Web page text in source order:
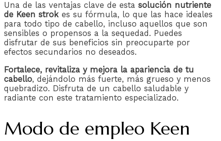
Una de las ventajas clave de esta solución nutriente
de Keen strok es su fórmula, lo que las hace ideales
para todo tipo de cabello, incluso aquellos que son
sensibles o propensos a la sequedad. Puedes
disfrutar de sus beneficios sin preocuparte por
efectos secundarios no deseados.
Fortalece, revitaliza y mejora la apariencia de tu
cabello, dejándolo más fuerte, más grueso y menos
quebradizo. Disfruta de un cabello saludable y
radiante con este tratamiento especializado.
Modo de empleo Keen